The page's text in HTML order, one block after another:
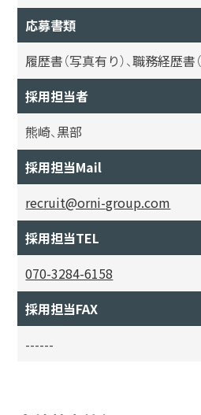
応募書類
履歴書（写真有り）、職務経歴書
採用担当者
熊崎、黒部
採用担当Mail
recruit@orni-group.com
採用担当TEL
070-3284-6158
採用担当FAX
------